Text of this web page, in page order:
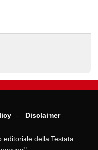
Disclaimer
editoriale della Testata